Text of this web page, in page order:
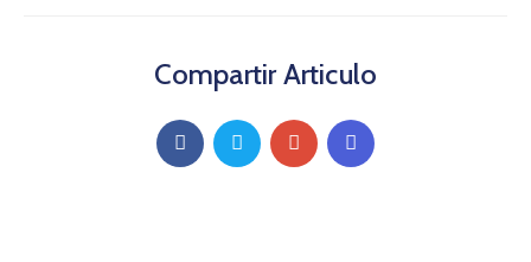
Compartir Articulo